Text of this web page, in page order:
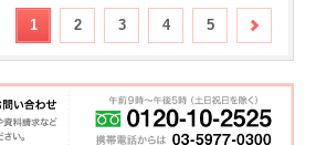
1 2 3 4 5